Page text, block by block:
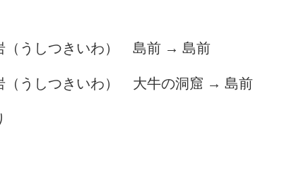
（うしつきいわ） 島前 → 島前
（うしつきいわ） 大牛の洞窟 → 島前